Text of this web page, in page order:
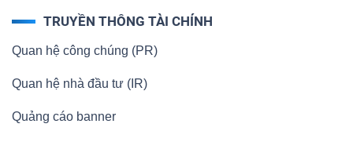
TRUYỀN THÔNG TÀI CHÍNH
Quan hệ công chúng (PR)
Quan hệ nhà đầu tư (IR)
Quảng cáo banner